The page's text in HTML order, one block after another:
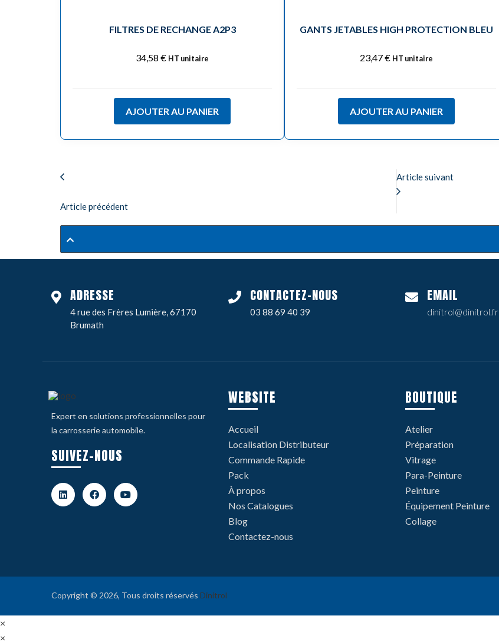
FILTRES DE RECHANGE A2P3
34,58 € HT unitaire
AJOUTER AU PANIER
GANTS JETABLES HIGH PROTECTION BLEU
23,47€ HT unitaire
AJOUTER AU PANIER
Article précédent
Article suivant
ADRESSE
4 rue des Frères Lumière, 67170
Brumath
CONTACTEZ-NOUS
03 88 69 40 39
EMAIL
dinitrol@dinitrol.fr
Expert en solutions professionnelles pour
la carrosserie automobile.
SUIVEZ-NOUS
WEBSITE
Accueil
Localisation Distributeur
Commande Rapide
Pack
À propos
Nos Catalogues
Blog
Contactez-nous
BOUTIQUE
Atelier
Préparation
Vitrage
Para-Peinture
Peinture
Équipement Peinture
Collage
Copyright © 2026, Tous droits réservés Dinitrol
×
×